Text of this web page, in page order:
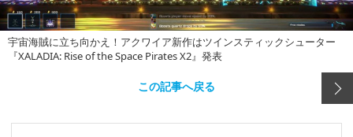
宇宙海賊に立ち向かえ！アクワイア新作はツインスティックシューター
『XALADIA: Rise of the Space Pirates X2』発表
この記事へ戻る